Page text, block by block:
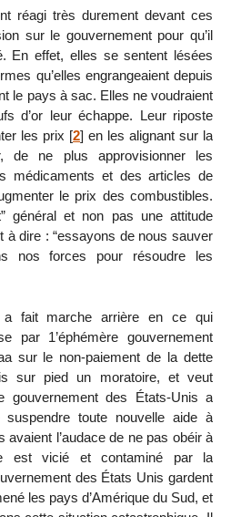
réagi très durement devant ces
sur le gouvernement pour qu’il
En effet, elles se sentent lésées
qu’elles engrangeaient depuis
le pays à sac. Elles ne voudraient
d’or leur échappe. Leur riposte
les prix [2] en les alignant sur la
de ne plus approvisionner les
médicaments et des articles de
le prix des combustibles.
général et non pas une attitude
à dire : “essayons de nous sauver
nos forces pour résoudre les
a fait marche arrière en ce qui
par 1’éphémère gouvernement
sur le non-paiement de la dette
sur pied un moratoire, et veut
gouvernement des États-Unis a
toute nouvelle aide à
avaient l’audace de ne pas obéir à
est vicié et contaminé par la
des États Unis gardent
les pays d’Amérique du Sud, et